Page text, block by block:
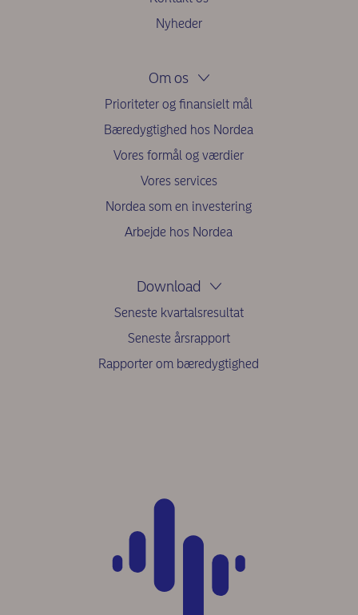
Nyheder
Om os
Prioriteter og finansielt mål
Bæredygtighed hos Nordea
Vores formål og værdier
Vores services
Nordea som en investering
Arbejde hos Nordea
Download
Seneste kvartalsresultat
Seneste årsrapport
Rapporter om bæredygtighed